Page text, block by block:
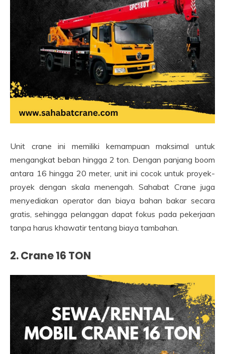
Unit crane ini memiliki kemampuan maksimal untuk
mengangkat beban hingga 2 ton. Dengan panjang boom
antara 16 hingga 20 meter, unit ini cocok untuk proyek-
proyek dengan skala menengah. Sahabat Crane juga
menyediakan operator dan biaya bahan bakar secara
gratis, sehingga pelanggan dapat fokus pada pekerjaan
tanpa harus khawatir tentang biaya tambahan.
2. Crane 16 TON